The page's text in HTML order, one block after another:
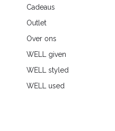
Cadeaus
Outlet
Over ons
WELL given
WELL styled
WELL used